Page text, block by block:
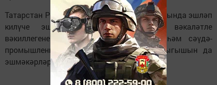
Татарстан Республикасы Президенты каршында эшләп
килүче эшмәкәрләр хокукын яклау вәкаләтле
вәкиллегенең җәмәгать кабул итүләре һәм сәүдә-
промышленность палатасы вәкилләре чыгышын да
эшмәкәрләр кызыксынып тыңладылар.